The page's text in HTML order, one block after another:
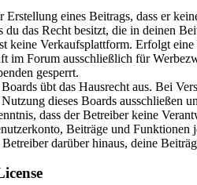
Erstellung eines Beitrags, dass er
du das Recht besitzt, die in deinen
keine Verkaufsplattform. Erfolgt
im Forum ausschließlich für
gesperrt.
übt das Hausrecht aus. Bei
dieses Boards ausschließen
dass der Betreiber keine
Beiträge und Funktionen
darüber hinaus, deine